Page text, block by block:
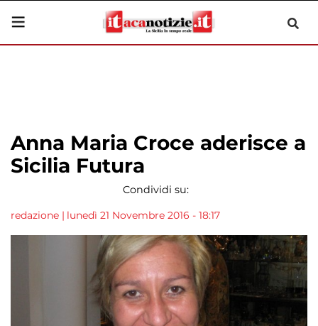
Anna Maria Croce aderisce a
Sicilia Futura
Condividi su:
redazione | lunedì 21 Novembre 2016 - 18:17